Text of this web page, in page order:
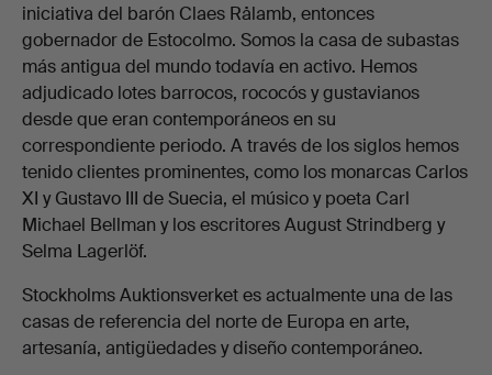
iniciativa del barón Claes Rålamb, entonces
gobernador de Estocolmo. Somos la casa de subastas
más antigua del mundo todavía en activo. Hemos
adjudicado lotes barrocos, rococós y gustavianos
desde que eran contemporáneos en su
correspondiente periodo. A través de los siglos hemos
tenido clientes prominentes, como los monarcas Carlos
XI y Gustavo III de Suecia, el músico y poeta Carl
Michael Bellman y los escritores August Strindberg y
Selma Lagerlöf.
Stockholms Auktionsverket es actualmente una de las
casas de referencia del norte de Europa en arte,
artesanía, antigüedades y diseño contemporáneo.